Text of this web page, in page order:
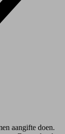
aangifte doen.